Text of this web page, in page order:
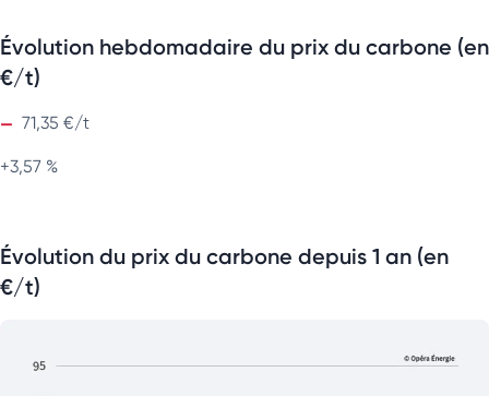
Évolution hebdomadaire du prix du carbone (en
€/t)
71,35 €/t
+3,57 %
Évolution du prix du carbone depuis 1 an (en
€/t)